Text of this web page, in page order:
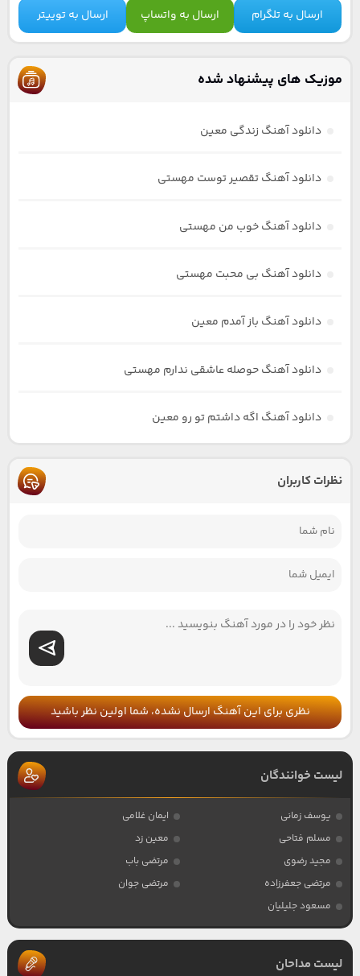
ارسال به تلگرام ارسال به واتساپ ارسال به توییتر
موزیک های پیشنهاد شده
دانلود آهنگ زندگی معین
دانلود آهنگ تقصیر توست مهستی
دانلود آهنگ خوب من مهستی
دانلود آهنگ بی محبت مهستی
دانلود آهنگ باز آمدم معین
دانلود آهنگ حوصله عاشقی ندارم مهستی
دانلود آهنگ اگه داشتم تو رو معین
نظرات کاربران
نظری برای این آهنگ ارسال نشده، شما اولین نظر باشید
لیست خوانندگان
یوسف زمانی
ایمان غلامی
مسلم فتاحی
معین زد
مجید رضوی
مرتضی باب
مرتضی جعفرزاده
مرتضی جوان
مسعود جلیلیان
لیست مداحان